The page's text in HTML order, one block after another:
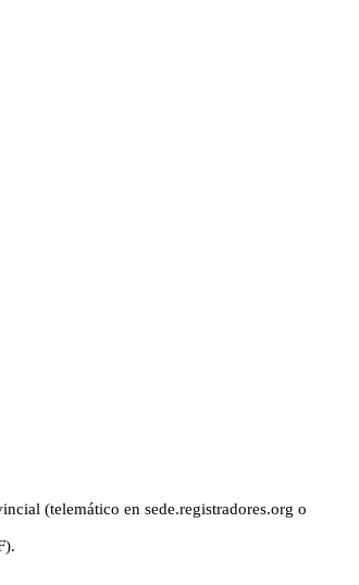
(telemático en sede.registradores.org o